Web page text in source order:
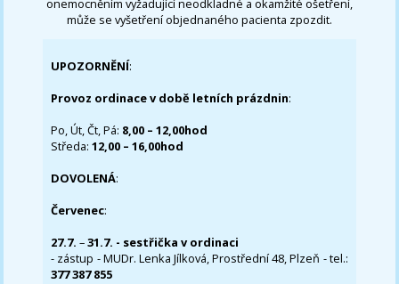
onemocněním vyžadující neodkladné a okamžité ošetření,
může se vyšetření objednaného pacienta zpozdit.
UPOZORNĚNÍ:
Provoz ordinace v době letních prázdnin:
Po, Út, Čt, Pá: 8,00 – 12,00hod
Středa:12,00 – 16,00hod
DOVOLENÁ:
Červenec:
27.7.–31.7. - sestřička v ordinaci
- zástup - MUDr. Lenka Jílková, Prostřední 48, Plzeň - tel.:
377 387 855